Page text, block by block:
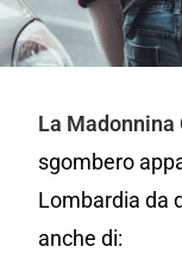
La Madonnina
sgombero
Lombardia da
anche di: